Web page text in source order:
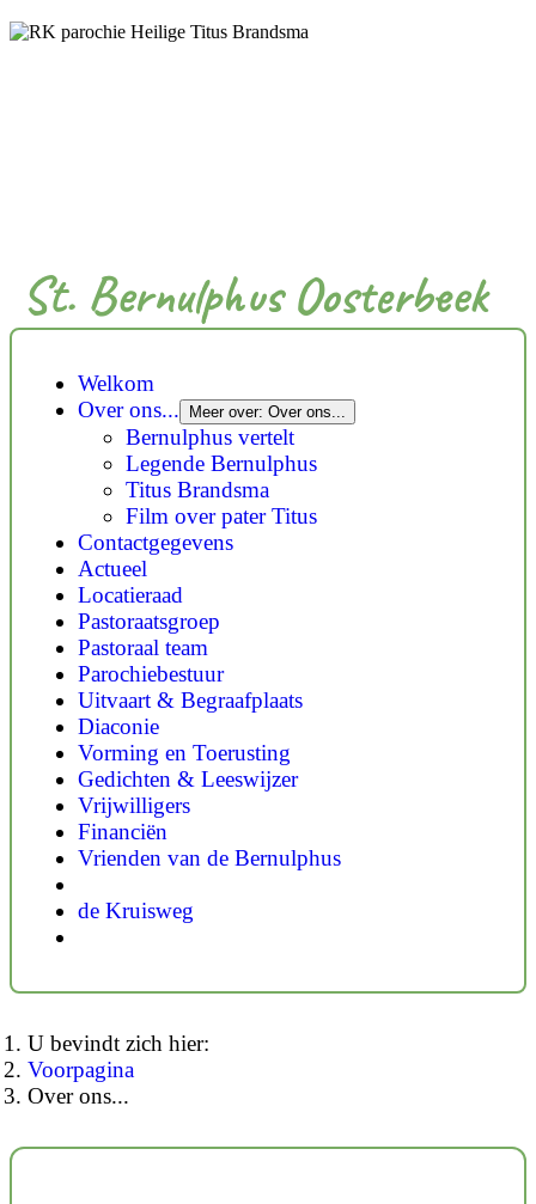
St. Bernulphus Oosterbeek
Welkom
Over ons...
Meer over: Over ons...
Bernulphus vertelt
Legende Bernulphus
Titus Brandsma
Film over pater Titus
Contactgegevens
Actueel
Locatieraad
Pastoraatsgroep
Pastoraal team
Parochiebestuur
Uitvaart & Begraafplaats
Diaconie
Vorming en Toerusting
Gedichten & Leeswijzer
Vrijwilligers
Financiën
Vrienden van de Bernulphus
de Kruisweg
U bevindt zich hier:
Voorpagina
Over ons...